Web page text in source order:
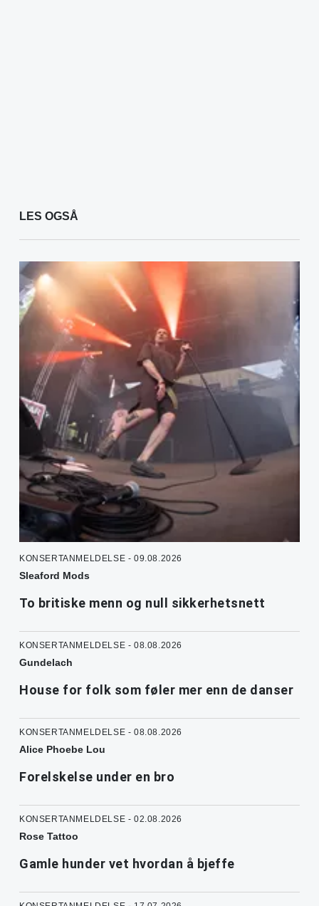
LES OGSÅ
KONSERTANMELDELSE - 09.08.2026
Sleaford Mods
To britiske menn og null sikkerhetsnett
KONSERTANMELDELSE - 08.08.2026
Gundelach
House for folk som føler mer enn de danser
KONSERTANMELDELSE - 08.08.2026
Alice Phoebe Lou
Forelskelse under en bro
KONSERTANMELDELSE - 02.08.2026
Rose Tattoo
Gamle hunder vet hvordan å bjeffe